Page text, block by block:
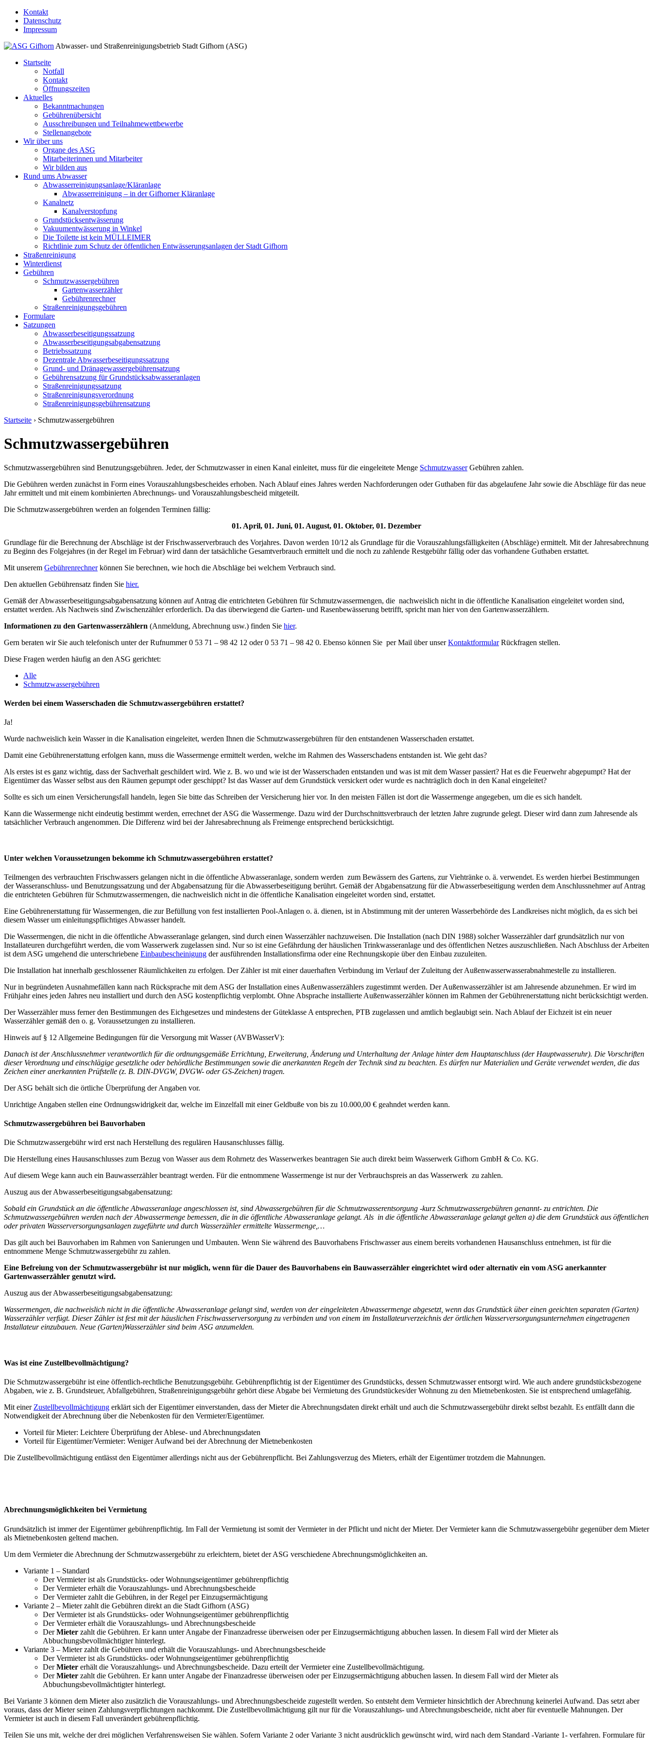
Zum
Inhalt
Kontakt
Datenschutz
Impressum
Abwasser- und Straßenreinigungsbetrieb Stadt Gifhorn (ASG)
Startseite
Notfall
Kontakt
Öffnungszeiten
Aktuelles
Bekanntmachungen
Gebührenübersicht
Ausschreibungen und Teilnahmewettbewerbe
Stellenangebote
Wir über uns
Organe des ASG
Mitarbeiterinnen und Mitarbeiter
Wir bilden aus
Rund ums Abwasser
Abwasserreinigungsanlage/Kläranlage
Abwasserreinigung – in der Gifhorner Kläranlage
Kanalnetz
Kanalverstopfung
Grundstücksentwässerung
Vakuumentwässerung in Winkel
Die Toilette ist kein MÜLLEIMER
Richtlinie zum Schutz der öffentlichen Entwässerungsanlagen der Stadt Gifhorn
Straßenreinigung
Winterdienst
Gebühren
Schmutzwassergebühren
Gartenwasserzähler
Gebührenrechner
Straßenreinigungsgebühren
Formulare
Satzungen
Abwasserbeseitigungssatzung
Abwasserbeseitigungsabgabensatzung
Betriebssatzung
Dezentrale Abwasserbeseitigungssatzung
Grund- und Dränagewassergebührensatzung
Gebührensatzung für Grundstücksabwasseranlagen
Straßenreinigungssatzung
Straßenreinigungsverordnung
Straßenreinigungsgebührensatzung
Startseite › Schmutzwassergebühren
Schmutzwassergebühren
Schmutzwassergebühren sind Benutzungsgebühren. Jeder, der Schmutzwasser in einen Kanal einleitet, muss für die eingeleitete Menge SchmutzwasserGebühren zahlen.
Die Gebühren werden zunächst in Form eines Vorauszahlungsbescheides erhoben. Nach Ablauf eines Jahres werden Nachforderungen oder Guthaben für das abgelaufene Jahr sowie die Abschläge für das neue
Jahr ermittelt und mit einem kombinierten Abrechnungs- und Vorauszahlungsbescheid mitgeteilt.
Die Schmutzwassergebühren werden an folgenden Terminen fällig:
01. April, 01. Juni, 01. August, 01. Oktober, 01. Dezember
Grundlage für die Berechnung der Abschläge ist der Frischwasserverbrauch des Vorjahres. Davon werden 10/12 als Grundlage für die Vorauszahlungsfälligkeiten (Abschläge) ermittelt. Mit der Jahresabrechnung
zu Beginn des Folgejahres (in der Regel im Februar) wird dann der tatsächliche Gesamtverbrauch ermittelt und die noch zu zahlende Restgebühr fällig oder das vorhandene Guthaben erstattet.
Mit unserem Gebührenrechnerkönnen Sie berechnen, wie hoch die Abschläge bei welchem Verbrauch sind.
Den aktuellen Gebührensatz finden Sie hier.
Gemäß der Abwasserbeseitigungsabgabensatzung können auf Antrag die entrichteten Gebühren für Schmutzwassermengen, die nachweislich nicht in die öffentliche Kanalisation eingeleitet worden sind,
erstattet werden. Als Nachweis sind Zwischenzähler erforderlich. Da das überwiegend die Garten- und Rasenbewässerung betrifft, spricht man hier von den Gartenwasserzählern.
Informationen zu den Gartenwasserzählern (Anmeldung, Abrechnung usw.) finden Sie hier.
Gern beraten wir Sie auch telefonisch unter der Rufnummer 0 53 71 – 98 42 12 oder 0 53 71 – 98 42 0. Ebenso können Sie per Mail über unserKontaktformularRückfragen stellen.
Diese Fragen werden häufig an den ASG gerichtet:
Alle
Schmutzwassergebühren
Werden bei einem Wasserschaden die Schmutzwassergebühren erstattet?
Ja!
Wurde nachweislich kein Wasser in die Kanalisation eingeleitet, werden Ihnen die Schmutzwassergebühren für den entstandenen Wasserschaden erstattet.
Damit eine Gebührenerstattung erfolgen kann, muss die Wassermenge ermittelt werden, welche im Rahmen des Wasserschadens entstanden ist. Wie geht das?
Als erstes ist es ganz wichtig, dass der Sachverhalt geschildert wird. Wie z. B. wo und wie ist der Wasserschaden entstanden und was ist mit dem Wasser passiert? Hat es die Feuerwehr abgepumpt? Hat der
Eigentümer das Wasser selbst aus den Räumen gepumpt oder geschippt? Ist das Wasser auf dem Grundstück versickert oder wurde es nachträglich doch in den Kanal eingeleitet?
Sollte es sich um einen Versicherungsfall handeln, legen Sie bitte das Schreiben der Versicherung hier vor. In den meisten Fällen ist dort die Wassermenge angegeben, um die es sich handelt.
Kann die Wassermenge nicht eindeutig bestimmt werden, errechnet der ASG die Wassermenge. Dazu wird der Durchschnittsverbrauch der letzten Jahre zugrunde gelegt. Dieser wird dann zum Jahresende als
tatsächlicher Verbrauch angenommen. Die Differenz wird bei der Jahresabrechnung als Freimenge entsprechend berücksichtigt.
Unter welchen Voraussetzungen bekomme ich Schmutzwassergebühren erstattet?
Teilmengen des verbrauchten Frischwassers gelangen nicht in die öffentliche Abwasseranlage, sondern werden zum Bewässern des Gartens, zur Viehtränke o. ä. verwendet. Es werden hierbei Bestimmungen
der Wasseranschluss- und Benutzungssatzung und der Abgabensatzung für die Abwasserbeseitigung berührt. Gemäß der Abgabensatzung für die Abwasserbeseitigung werden dem Anschlussnehmer auf Antrag
die entrichteten Gebühren für Schmutzwassermengen, die nachweislich nicht in die öffentliche Kanalisation eingeleitet worden sind, erstattet.
Eine Gebührenerstattung für Wassermengen, die zur Befüllung von fest installierten Pool-Anlagen o. ä. dienen, ist in Abstimmung mit der unteren Wasserbehörde des Landkreises nicht möglich, da es sich bei
diesem Wasser um einleitungspflichtiges Abwasser handelt.
Die Wassermengen, die nicht in die öffentliche Abwasseranlage gelangen, sind durch einen Wasserzähler nachzuweisen. Die Installation (nach DIN 1988) solcher Wasserzähler darf grundsätzlich nur von
Installateuren durchgeführt werden, die vom Wasserwerk zugelassen sind. Nur so ist eine Gefährdung der häuslichen Trinkwasseranlage und des öffentlichen Netzes auszuschließen. Nach Abschluss der Arbeiten
ist dem ASG umgehend die unterschriebene Einbaubescheinigung der ausführenden Installationsfirma oder eine Rechnungskopie über den Einbau zuzuleiten.
Die Installation hat innerhalb geschlossener Räumlichkeiten zu erfolgen. Der Zähler ist mit einer dauerhaften Verbindung im Verlauf der Zuleitung der Außenwasserwasserabnahmestelle zu installieren.
Nur in begründeten Ausnahmefällen kann nach Rücksprache mit dem ASG der Installation eines Außenwasserzählers zugestimmt werden. Der Außenwasserzähler ist am Jahresende abzunehmen. Er wird im
Frühjahr eines jeden Jahres neu installiert und durch den ASG kostenpflichtig verplombt. Ohne Absprache installierte Außenwasserzähler können im Rahmen der Gebührenerstattung nicht berücksichtigt werden.
Der Wasserzähler muss ferner den Bestimmungen des Eichgesetzes und mindestens der Güteklasse A entsprechen, PTB zugelassen und amtlich beglaubigt sein. Nach Ablauf der Eichzeit ist ein neuer
Wasserzähler gemäß den o. g. Voraussetzungen zu installieren.
Hinweis auf § 12 Allgemeine Bedingungen für die Versorgung mit Wasser (AVBWasserV):
Danach ist der Anschlussnehmer verantwortlich für die ordnungsgemäße Errichtung, Erweiterung, Änderung und Unterhaltung der Anlage hinter dem Hauptanschluss (der Hauptwasseruhr). Die Vorschriften
dieser Verordnung und einschlägige gesetzliche oder behördliche Bestimmungen sowie die anerkannten Regeln der Technik sind zu beachten. Es dürfen nur Materialien und Geräte verwendet werden, die das
Zeichen einer anerkannten Prüfstelle (z. B. DIN-DVGW, DVGW- oder GS-Zeichen) tragen.
Der ASG behält sich die örtliche Überprüfung der Angaben vor.
Unrichtige Angaben stellen eine Ordnungswidrigkeit dar, welche im Einzelfall mit einer Geldbuße von bis zu 10.000,00 € geahndet werden kann.
Schmutzwassergebühren bei Bauvorhaben
Die Schmutzwassergebühr wird erst nach Herstellung des regulären Hausanschlusses fällig.
Die Herstellung eines Hausanschlusses zum Bezug von Wasser aus dem Rohrnetz des Wasserwerkes beantragen Sie auch direkt beim Wasserwerk Gifhorn GmbH & Co. KG.
Auf diesem Wege kann auch ein Bauwasserzähler beantragt werden. Für die entnommene Wassermenge ist nur der Verbrauchspreis an das Wasserwerk zu zahlen.
Auszug aus der Abwasserbeseitigungsabgabensatzung:
Sobald ein Grundstück an die öffentliche Abwasseranlage angeschlossen ist, sind Abwassergebühren für die Schmutzwasserentsorgung -kurz Schmutzwassergebühren genannt- zu entrichten. Die
Schmutzwassergebühren werden nach der Abwassermenge bemessen, die in die öffentliche Abwasseranlage gelangt. Als in die öffentliche Abwasseranlage gelangt gelten a) die dem Grundstück aus öffentlichen
oder privaten Wasserversorgungsanlagen zugeführte und durch Wasserzähler ermittelte Wassermenge,…
Das gilt auch bei Bauvorhaben im Rahmen von Sanierungen und Umbauten. Wenn Sie während des Bauvorhabens Frischwasser aus einem bereits vorhandenen Hausanschluss entnehmen, ist für die
entnommene Menge Schmutzwassergebühr zu zahlen.
Eine Befreiung von der Schmutzwassergebühr ist nur möglich, wenn für die Dauer des Bauvorhabens ein Bauwasserzähler eingerichtet wird oder alternativ ein vom ASG anerkannter
Gartenwasserzähler genutzt wird.
Auszug aus der Abwasserbeseitigungsabgabensatzung:
Wassermengen, die nachweislich nicht in die öffentliche Abwasseranlage gelangt sind, werden von der eingeleiteten Abwassermenge abgesetzt, wenn das Grundstück über einen geeichten separaten (Garten)
Wasserzähler verfügt. Dieser Zähler ist fest mit der häuslichen Frischwasserversorgung zu verbinden und von einem im Installateurverzeichnis der örtlichen Wasserversorgungsunternehmen eingetragenen
Installateur einzubauen. Neue (Garten)Wasserzähler sind beim ASG anzumelden.
Was ist eine Zustellbevollmächtigung?
Die Schmutzwassergebühr ist eine öffentlich-rechtliche Benutzungsgebühr. Gebührenpflichtig ist der Eigentümer des Grundstücks, dessen Schmutzwasser entsorgt wird. Wie auch andere grundstücksbezogene
Abgaben, wie z. B. Grundsteuer, Abfallgebühren, Straßenreinigungsgebühr gehört diese Abgabe bei Vermietung des Grundstückes/der Wohnung zu den Mietnebenkosten. Sie ist entsprechend umlagefähig.
Mit einer Zustellbevollmächtigung erklärt sich der Eigentümer einverstanden, dass der Mieter die Abrechnungsdaten direkt erhält und auch die Schmutzwassergebühr direkt selbst bezahlt. Es entfällt dann die
Notwendigkeit der Abrechnung über die Nebenkosten für den Vermieter/Eigentümer.
Vorteil für Mieter: Leichtere Überprüfung der Ablese- und Abrechnungsdaten
Vorteil für Eigentümer/Vermieter: Weniger Aufwand bei der Abrechnung der Mietnebenkosten
Die Zustellbevollmächtigung entlässt den Eigentümer allerdings nicht aus der Gebührenpflicht. Bei Zahlungsverzug des Mieters, erhält der Eigentümer trotzdem die Mahnungen.
Abrechnungsmöglichkeiten bei Vermietung
Grundsätzlich ist immer der Eigentümer gebührenpflichtig. Im Fall der Vermietung ist somit der Vermieter in der Pflicht und nicht der Mieter. Der Vermieter kann die Schmutzwassergebühr gegenüber dem Mieter
als Mietnebenkosten geltend machen.
Um dem Vermieter die Abrechnung der Schmutzwassergebühr zu erleichtern, bietet der ASG verschiedene Abrechnungsmöglichkeiten an.
Variante 1 – Standard
Der Vermieter ist als Grundstücks- oder Wohnungseigentümer gebührenpflichtig
Der Vermieter erhält die Vorauszahlungs- und Abrechnungsbescheide
Der Vermieter zahlt die Gebühren, in der Regel per Einzugsermächtigung
Variante 2 – Mieter zahlt die Gebühren direkt an die Stadt Gifhorn (ASG)
Der Vermieter ist als Grundstücks- oder Wohnungseigentümer gebührenpflichtig
Der Vermieter erhält die Vorauszahlungs- und Abrechnungsbescheide
DerMieter zahlt die Gebühren. Er kann unter Angabe der Finanzadresse überweisen oder per Einzugsermächtigung abbuchen lassen. In diesem Fall wird der Mieter als
Abbuchungsbevollmächtigter hinterlegt.
Variante 3 – Mieter zahlt die Gebühren und erhält die Vorauszahlungs- und Abrechnungsbescheide
Der Vermieter ist als Grundstücks- oder Wohnungseigentümer gebührenpflichtig
DerMieter erhält die Vorauszahlungs- und Abrechnungsbescheide. Dazu erteilt der Vermieter eine Zustellbevollmächtigung.
DerMieter zahlt die Gebühren. Er kann unter Angabe der Finanzadresse überweisen oder per Einzugsermächtigung abbuchen lassen. In diesem Fall wird der Mieter als
Abbuchungsbevollmächtigter hinterlegt.
Bei Variante 3 können dem Mieter also zusätzlich die Vorauszahlungs- und Abrechnungsbescheide zugestellt werden. So entsteht dem Vermieter hinsichtlich der Abrechnung keinerlei Aufwand. Das setzt aber
voraus, dass der Mieter seinen Zahlungsverpflichtungen nachkommt. Die Zustellbevollmächtigung gilt nur für die Vorauszahlungs- und Abrechnungsbescheide, nicht aber für eventuelle Mahnungen. Der
Vermieter ist auch in diesem Fall unverändert gebührenpflichtig.
Teilen Sie uns mit, welche der drei möglichen Verfahrensweisen Sie wählen. Sofern Variante 2 oder Variante 3 nicht ausdrücklich gewünscht wird, wird nach dem Standard -Variante 1- verfahren. Formulare für